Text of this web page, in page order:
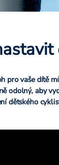
pro vaše dítě
odolný, aby
dětského